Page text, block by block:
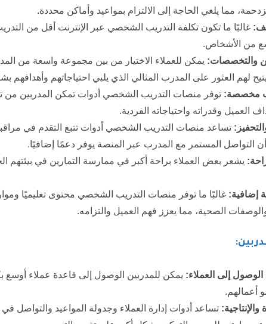
مما يلغي الحاجة إلى الالتزام بمواعيد وأماكن محددة.
غالبًا ما تكون تكلفة التدريب الشخصي عبر الإنترنت أقل من
من الأشخاص.
والتخصصات: يمكن للعملاء الاختيار من بين مجموعة واسعة من
يتيح لهم العثور على المدرب المثالي الذي يلبي احتياجاتهم وأهدافهم
مخصصة: توفر منصات التدريب الشخصي أدوات تمكن المدربين
العميل وقدراته واحتياجاته الفردية.
تساعد منصات التدريب الشخصي أدوات تتبع التقدم في مراقبة
أن التواصل المستمر مع المدرب عبر المنصة يوفر دعمًا إضافيًا.
يشعر بعض العملاء براحة أكبر في ممارسة التمارين في بيئتهم
إضافية: غالبًا ما توفر منصات التدريب الشخصي محتوى تعليميًا
الصحية، مما يعزز فهم العميل والتزامه.
إلى العملاء: يمكن للمدربين الوصول إلى قاعدة عملاء أوسع
أعمالهم.
والإنتاجية: تساعد أدوات إدارة العملاء وجدولة المواعيد والتواصل